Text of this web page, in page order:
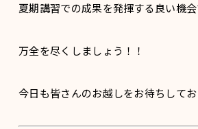
夏期講習での成果を発揮する良い機会
万全を尽くしましょう！！
今日も皆さんのお越しをお待ちしてお